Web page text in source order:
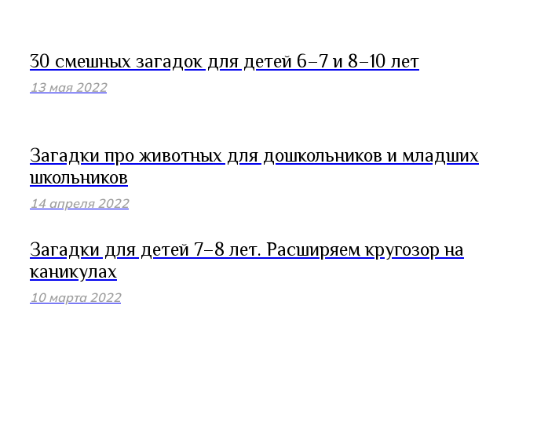
30 смешных загадок для детей 6–7 и 8–10 лет
13 мая 2022
Загадки про животных для дошкольников и младших
школьников
14 апреля 2022
Загадки для детей 7–8 лет. Расширяем кругозор на
каникулах
10 марта 2022